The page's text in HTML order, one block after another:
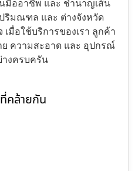
มืออาชีพ และ ชำนาญเส้น
ริมณฑล และ ต่างจังหวัด
มื่อใช้บริการของเรา ลูกค้า
ความสะอาด และ อุปกรณ์
างครบครัน
คล้ายกัน